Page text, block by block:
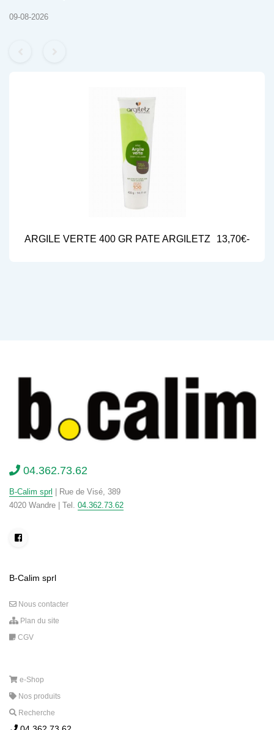
09-08-2026
ARGILE VERTE 400 GR PATE ARGILETZ 13,70€-
04.362.73.62
B-Calim sprl
| Rue de Visé, 389
4020 Wandre | Tel. 04.362.73.62
B-Calim sprl
Nous contacter
Plan du site
CGV
e-Shop
Nos produits
Recherche